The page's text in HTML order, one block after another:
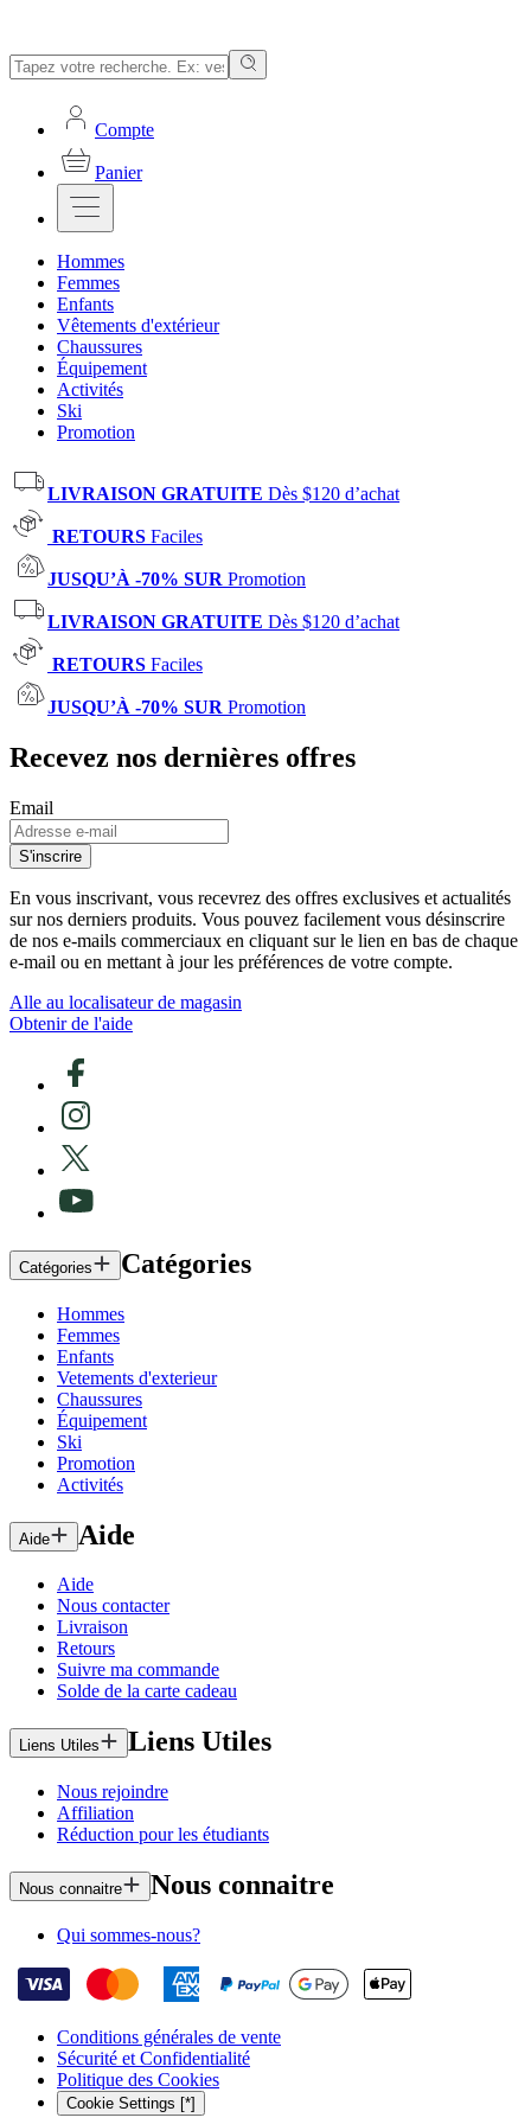
Compte
Panier
Hommes
Femmes
Enfants
Vêtements d'extérieur
Chaussures
Équipement
Activités
Ski
Promotion
LIVRAISON GRATUITE Dès $120 d’achat
RETOURS Faciles
JUSQU’À -70% SUR Promotion
LIVRAISON GRATUITE Dès $120 d’achat
RETOURS Faciles
JUSQU’À -70% SUR Promotion
Recevez nos dernières offres
Email
S'inscrire
En vous inscrivant, vous recevrez des offres exclusives et actualités
sur nos derniers produits. Vous pouvez facilement vous désinscrire
de nos e-mails commerciaux en cliquant sur le lien en bas de chaque
e-mail ou en mettant à jour les préférences de votre compte.
Alle au localisateur de magasin
Obtenir de l'aide
Catégories Catégories
Hommes
Femmes
Enfants
Vetements d'exterieur
Chaussures
Équipement
Ski
Promotion
Activités
Aide Aide
Aide
Nous contacter
Livraison
Retours
Suivre ma commande
Solde de la carte cadeau
Liens Utiles Liens Utiles
Nous rejoindre
Affiliation
Réduction pour les étudiants
Nous connaitre Nous connaitre
Qui sommes-nous?
Conditions générales de vente
Sécurité et Confidentialité
Politique des Cookies
Cookie Settings [*]